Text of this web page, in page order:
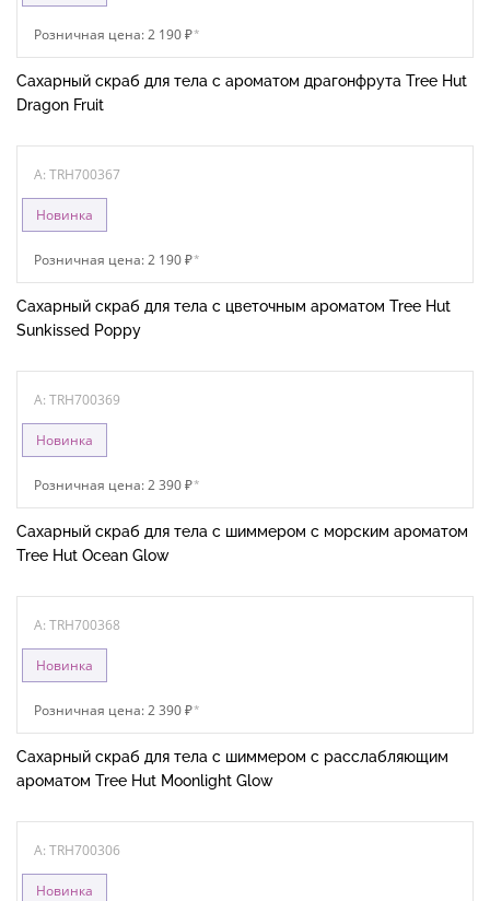
Розничная цена: 2 190 ₽*
Сахарный скраб для тела с ароматом драгонфрута Tree Hut
Dragon Fruit
A: TRH700367
Новинка
Розничная цена: 2 190 ₽*
Сахарный скраб для тела с цветочным ароматом Tree Hut
Sunkissed Poppy
A: TRH700369
Новинка
Розничная цена: 2 390 ₽*
Сахарный скраб для тела с шиммером с морским ароматом
Tree Hut Ocean Glow
A: TRH700368
Новинка
Розничная цена: 2 390 ₽*
Сахарный скраб для тела с шиммером с расслабляющим
ароматом Tree Hut Moonlight Glow
A: TRH700306
Новинка